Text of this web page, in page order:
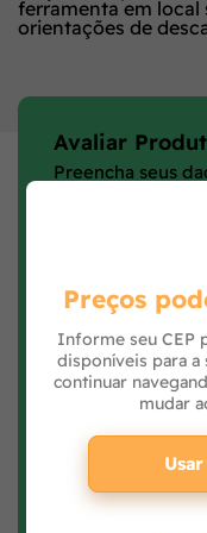
ferramenta em local
orientações de
Avaliar
Preencha seus
Preços
Informe seu CEP
disponíveis para a
continuar
mudar